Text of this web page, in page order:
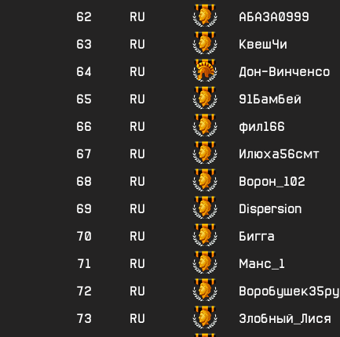
62
RU АБАЗА0999
63
RU КвешЧи
64
RU Дон-Винченсо
65
RU 91Бамбей
66
RU фил166
67
RU Илюха56смт
68
RU Ворон_102
69
RU Dispersion
70
RU Бигга
71
RU Манс_1
72
RU Воробушек35ру
73
RU Злобный_Лися